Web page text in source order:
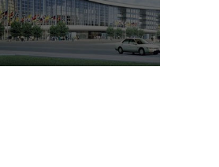
网站建设 网站设计